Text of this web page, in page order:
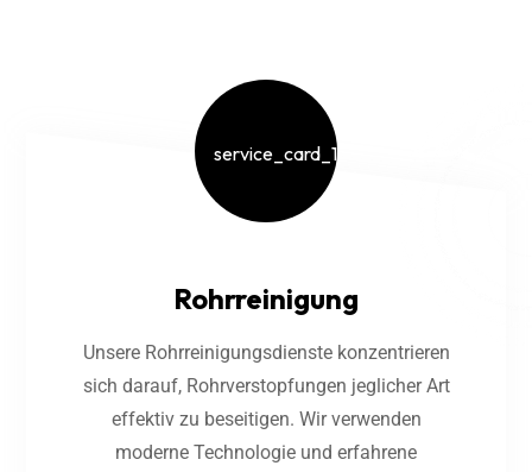
Rohrreinigung
Unsere Rohrreinigungsdienste konzentrieren
sich darauf, Rohrverstopfungen jeglicher Art
effektiv zu beseitigen. Wir verwenden
moderne Technologie und erfahrene